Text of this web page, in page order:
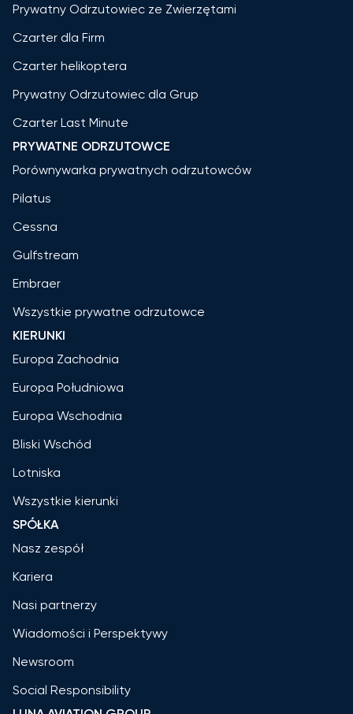
Prywatny Odrzutowiec ze Zwierzętami
Czarter dla Firm
Czarter helikoptera
Prywatny Odrzutowiec dla Grup
Czarter Last Minute
PRYWATNE ODRZUTOWCE
Porównywarka prywatnych odrzutowców
Pilatus
Cessna
Gulfstream
Embraer
Wszystkie prywatne odrzutowce
KIERUNKI
Europa Zachodnia
Europa Południowa
Europa Wschodnia
Bliski Wschód
Lotniska
Wszystkie kierunki
SPÓŁKA
Nasz zespół
Kariera
Nasi partnerzy
Wiadomości i Perspektywy
Newsroom
Social Responsibility